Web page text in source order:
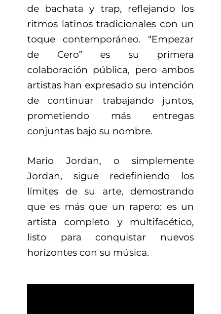
de bachata y trap, reflejando los
ritmos latinos tradicionales con un
toque contemporáneo. “Empezar
de Cero” es su primera
colaboración pública, pero ambos
artistas han expresado su intención
de continuar trabajando juntos,
prometiendo más entregas
conjuntas bajo su nombre.
Mario Jordan, o simplemente
Jordan, sigue redefiniendo los
límites de su arte, demostrando
que es más que un rapero: es un
artista completo y multifacético,
listo para conquistar nuevos
horizontes con su música.